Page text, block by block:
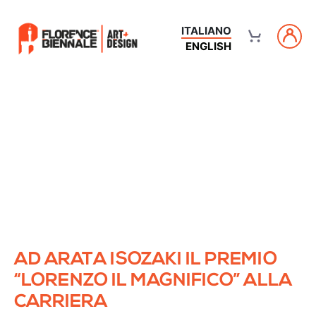
ITALIANO
ENGLISH
AD ARATA ISOZAKI IL PREMIO
“LORENZO IL MAGNIFICO” ALLA
CARRIERA